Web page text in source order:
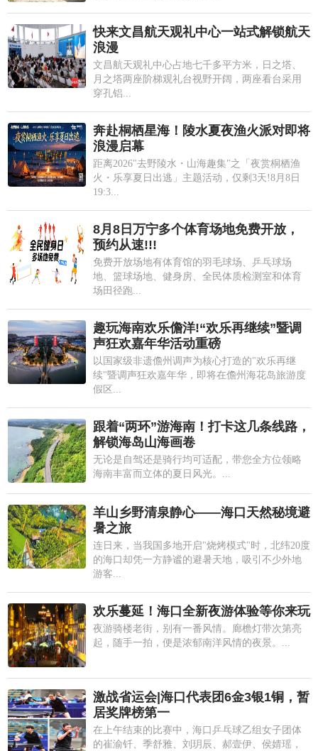
快来文昌航天观礼中心一站式解锁航天
浪漫
文昌航天观礼中心占地七千多平方米，日之塔、
月之塔两座阶梯观礼台视野开阔，两座看台采用
穿孔铝...
奔赴桐栖星海！陵水夏夜渔火派对即将
浪漫启幕
距离2026"去野陵水・山海趣集"之「夜赏桐栖渔
火・乐享夏日出逃」主题活动，仅剩3天!8月8日
19:3...
8月8日万宁多个体育场地免费开放，
预约从速!!!
免费开放场地有体育馆的羽毛球场、乒乓球场
地、篮球场地、健身房、全民体质检测室和体育
场田径跑...
趣玩海南欢乐儋洋!“欢乐再继续”暨调
声狂欢嘉年华活动重磅
以国家级非遗儋州调声为核心打造的"欢乐再继
续"暨调声狂欢嘉年华，即将在儋州海花岛旅游度
假区...
跟着“两环”游海南！打卡这几条线路，
解锁海岛山海画卷
无论是自驾还是骑行均可适配，带您全方位领略
海南丰富而立体的夏日风光。...
羊山乡野清泉静心——海口天然秘境避
暑之旅
连日来，当我国多地开启"烧烤模式"时，北纬20度
的海口却凭一方静谧的避暑天地，吸引不少外地
游客...
欢乐蔓延！海口全新夜游体验等你来玩
夜游骑楼老街，别有一番风情。廊檐灯带次第亮
起，随手一拍，便是浓郁南洋风情的夜景。...
激战省运会|海口代表团6金3银1铜，暂
居奖牌榜第一
在上午结束的比赛中，海口乒乓球乙组女子团体
的崔渝钎、季舒雅、刘玥辰、郝壹伊、侯婧瑶，